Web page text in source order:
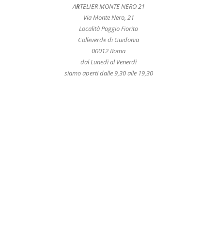
ARTELIER MONTE NERO 21
Via Monte Nero, 21
Località Poggio Fiorito
Colleverde di Guidonia
00012 Roma
dal Lunedì al Venerdì
siamo aperti dalle 9,30 alle 19,30